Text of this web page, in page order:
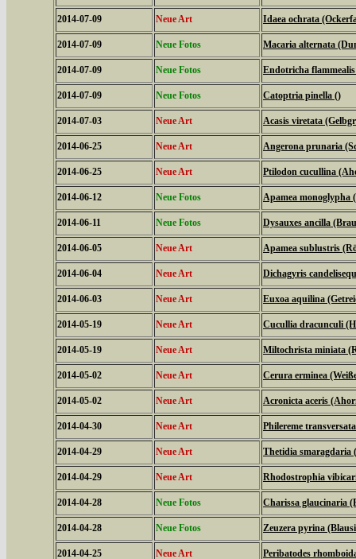
2014-07-09 Neue Art Idaea ochrata
2014-07-09 Neue Fotos Macaria alternata
2014-07-09 Neue Fotos Endotricha
2014-07-09 Neue Fotos Catoptria pinella ()
2014-07-03 Neue Art Acasis viretata
2014-06-25 Neue Art Angerona prunaria
2014-06-25 Neue Art Ptilodon cucullina
2014-06-12 Neue Fotos Apamea monoglypha
2014-06-11 Neue Fotos Dysauxes ancilla
2014-06-05 Neue Art Apamea sublustris
2014-06-04 Neue Art Dichagyris
2014-06-03 Neue Art Euxoa aquilina
2014-05-19 Neue Art Cucullia dracunculi
2014-05-19 Neue Art Miltochrista miniata
2014-05-02 Neue Art Cerura erminea
2014-05-02 Neue Art Acronicta aceris
2014-04-30 Neue Art Philereme
2014-04-29 Neue Art Thetidia smaragdaria
2014-04-29 Neue Art Rhodostrophia
2014-04-28 Neue Fotos Charissa glaucinaria
2014-04-28 Neue Fotos Zeuzera pyrina
2014-04-25 Neue Art Peribatodes